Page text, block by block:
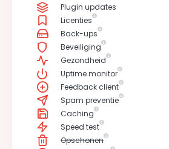
Plugin updates
Licenties
Back-ups
Beveiliging
Gezondheid
Uptime monitor
Feedback client
Spam preventie
Caching
Speed test
Opschonen